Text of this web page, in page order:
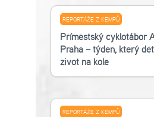
REPORTÁŽE Z KEMPŮ
Příměstský cyklotábor
Praha – týden, který
život na kole
REPORTÁŽE Z KEMPŮ